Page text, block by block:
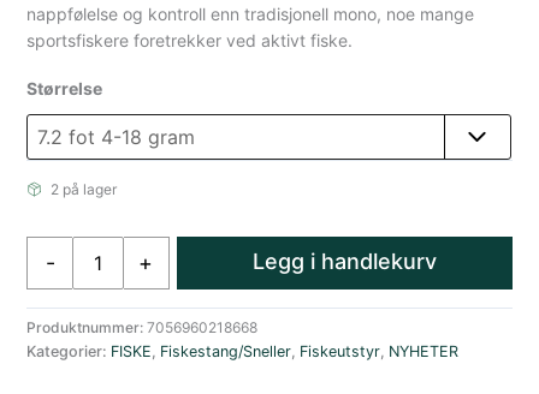
nappfølelse og kontroll enn tradisjonell mono, noe mange
sportsfiskere foretrekker ved aktivt fiske.
Størrelse
2 på lager
-
7,2
Fot
+ Legg i handlekurv
Produktnummer:7056960218668
Kategorier: FISKE, Fiskestang/Sneller, Fiskeutstyr, NYHETER